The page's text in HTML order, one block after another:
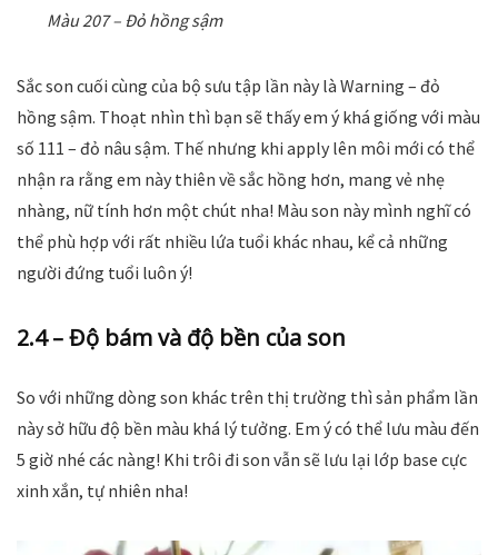
Màu 207 – Đỏ hồng sậm
Sắc son cuối cùng của bộ sưu tập lần này là Warning – đỏ
hồng sậm. Thoạt nhìn thì bạn sẽ thấy em ý khá giống với màu
số 111 – đỏ nâu sậm. Thế nhưng khi apply lên môi mới có thể
nhận ra rằng em này thiên về sắc hồng hơn, mang vẻ nhẹ
nhàng, nữ tính hơn một chút nha! Màu son này mình nghĩ có
thể phù hợp với rất nhiều lứa tuổi khác nhau, kể cả những
người đứng tuổi luôn ý!
2.4 – Độ bám và độ bền của son
So với những dòng son khác trên thị trường thì sản phẩm lần
này sở hữu độ bền màu khá lý tưởng. Em ý có thể lưu màu đến
5 giờ nhé các nàng! Khi trôi đi son vẫn sẽ lưu lại lớp base cực
xinh xắn, tự nhiên nha!